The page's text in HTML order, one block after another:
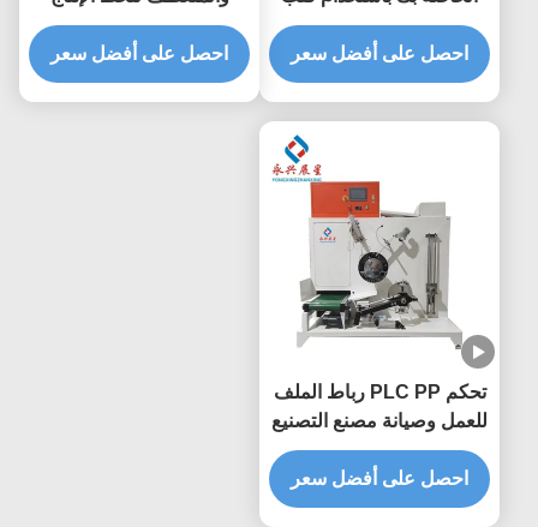
بكرة ربط PP خفيف الوزن
بارتفاع 150-190 ملم
احصل على أفضل سعر
الخفيف
احصل على أفضل سعر
تحكم PLC PP رباط الملف
للعمل وصيانة مصنع التصنيع
الدائم
احصل على أفضل سعر